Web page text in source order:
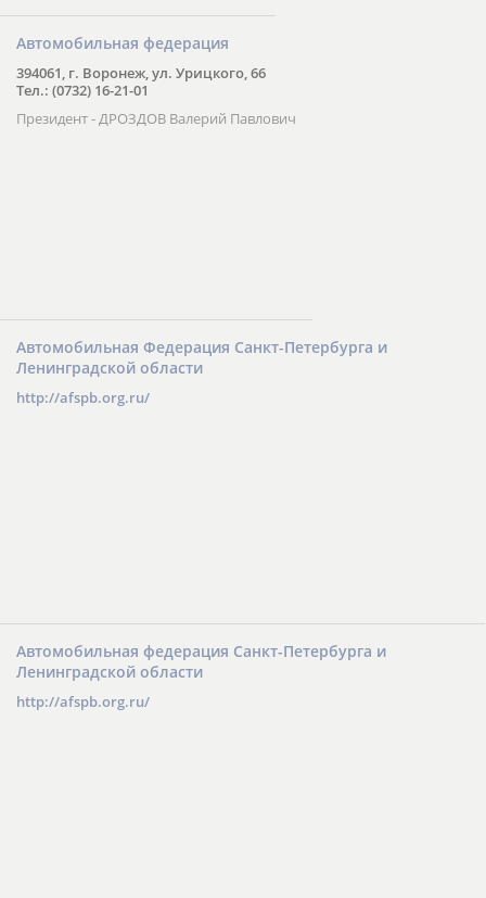
Автомобильная федерация
394061, г. Воронеж, ул. Урицкого, 66
Тел.: (0732) 16-21-01
Президент - ДРОЗДОВ Валерий Павлович
Автомобильная Федерация Санкт-Петербурга и
Ленинградской области
http://afspb.org.ru/
Автомобильная федерация Санкт-Петербурга и
Ленинградской области
http://afspb.org.ru/